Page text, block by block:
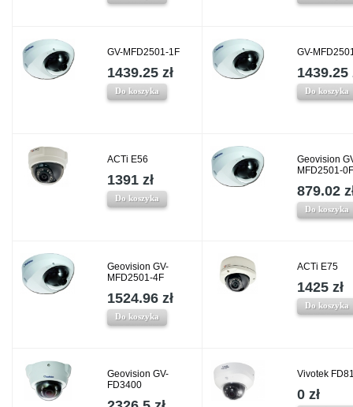
GV-MFD2501-1F
1439.25 zł
Do koszyka
GV-
1439.25
Do koszyka
ACTi E56
1391 zł
Do koszyka
Geovision
MFD2501-0F
879.02
Do koszyka
Geovision GV-
MFD2501-4F
1524.96 zł
Do koszyka
ACTi E75
1425 zł
Do koszyka
Geovision GV-
FD3400
Vivotek
0 zł